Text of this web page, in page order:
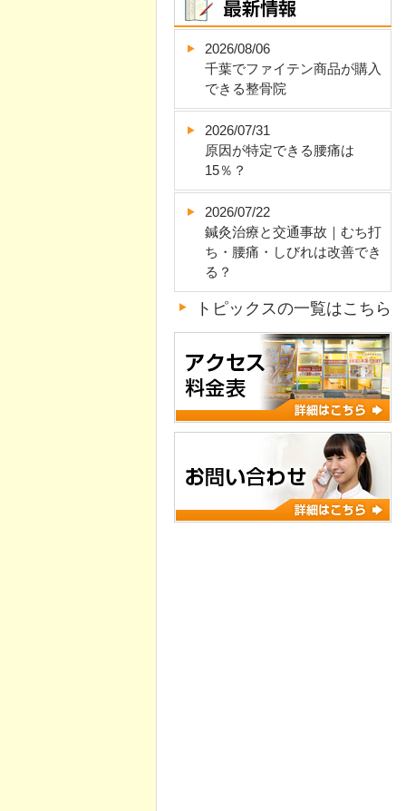
2026/08/06
千葉でファイテン商品が購入
できる整骨院
2026/07/31
原因が特定できる腰痛は
15％？
2026/07/22
鍼灸治療と交通事故｜むち打
ち・腰痛・しびれは改善でき
る？
トピックスの一覧はこちら